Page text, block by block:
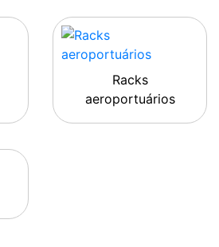
Racks
aeroportuários